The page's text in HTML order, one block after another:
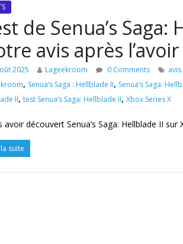
de Senua’s Saga:
avis après
2025 Lageekroom 0 Comments avis
, Senua’s Saga : Hellblade II, Senua’s Saga:
II, test Senua’s Saga: Hellblade II, Xbox Series X
avoir découvert Senua’s Saga: Hellblade II
suite